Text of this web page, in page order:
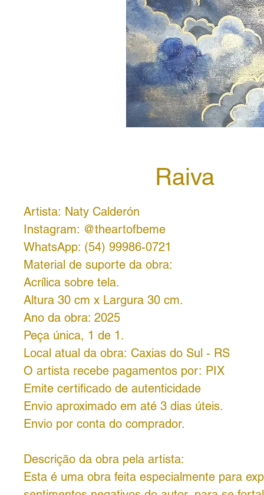
Raiva
Artista: Naty Calderón
Instagram: @theartofbeme
WhatsApp: (54) 99986-0721
Material de suporte da obra:
Acrílica sobre tela.
Altura 30 cm x Largura 30 cm.
Ano da obra: 2025
Peça única, 1 de 1.
Local atual da obra: Caxias do Sul - RS
O artista recebe pagamentos por: PIX
Emite certificado de autenticidade
Envio aproximado em até 3 dias úteis.
Envio por conta do comprador.
Descrição da obra pela artista:
Esta é uma obra feita especialmente para